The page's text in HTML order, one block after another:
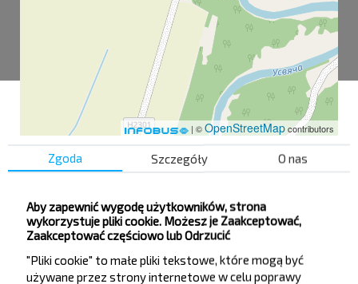
| ©OpenStreetMapcontributors
Заполье шк.
Заполье Почта
Zgoda Szczegóły O nas
Aby zapewnić wygodę użytkowników, strona
wykorzystuje pliki cookie. Możesz je Zaakceptować,
Zaakceptować częściowo lub Odrzucić
"Pliki cookie" to małe pliki tekstowe, które mogą być
używane przez strony internetowe w celu poprawy